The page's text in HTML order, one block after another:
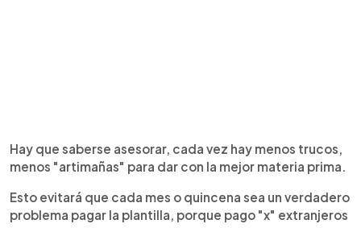
Hay que saberse asesorar, cada vez hay menos trucos,
menos "artimañas" para dar con la mejor materia prima.
Esto evitará que cada mes o quincena sea un verdadero
problema pagar la plantilla, porque pago "x" extranjeros